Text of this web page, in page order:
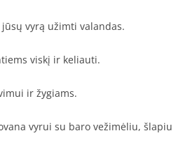
vyrą užimti valandas.
viskį ir keliauti.
ir žygiams.
vyrui su baro vežimėliu, šlapiu